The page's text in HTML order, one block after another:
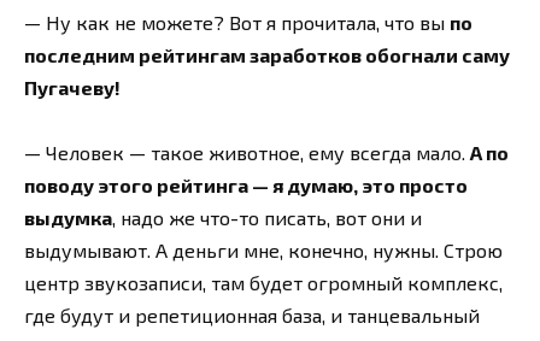
— Ну как не можете? Вот я прочитала, что вы по
последним рейтингам заработков обогнали саму
Пугачеву!
— Человек — такое животное, ему всегда мало. А по
поводу этого рейтинга — я думаю, это просто
выдумка, надо же что-то писать, вот они и
выдумывают. А деньги мне, конечно, нужны. Строю
центр звукозаписи, там будет огромный комплекс,
где будут и репетиционная база, и танцевальный